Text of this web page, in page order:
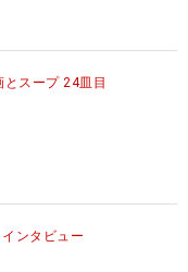
スープ 24皿目
ンタビュー